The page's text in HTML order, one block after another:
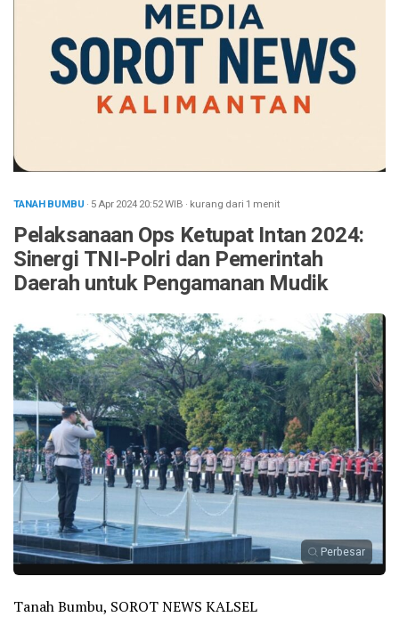
TANAH BUMBU · 5 Apr 202420:52WIB · kurang dari 1 menit
Pelaksanaan Ops Ketupat Intan 2024:
Sinergi TNI-Polri dan Pemerintah
Daerah untuk Pengamanan Mudik
Perbesar
Tanah Bumbu, SOROT NEWS KALSEL